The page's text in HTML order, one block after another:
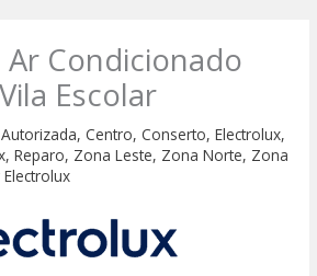
Condicionado
Escolar
Autorizada,Centro,Conserto,Electrolux,
,Reparo, Zona Leste, Zona Norte, Zona
Electrolux